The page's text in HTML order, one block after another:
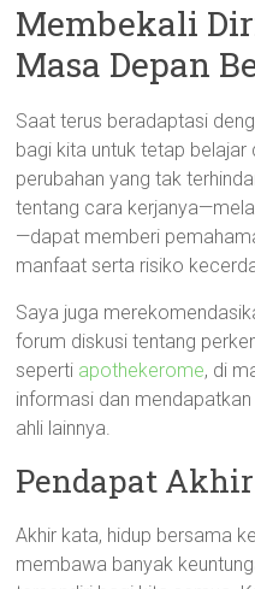
Membekali
Masa Depan
Saat terus beradaptasi
bagi kita untuk tetap
perubahan yang tak
tentang cara
—dapat memberi
manfaat serta risiko
Saya juga
forum diskusi tentang
seperti apothekerome, di
informasi dan
ahli lainnya.
Pendapat Akhir
Akhir kata, hidup bersama
membawa banyak